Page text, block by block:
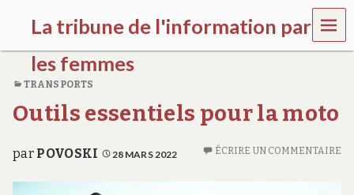
La tribune de l'information par
les femmes
a
t
i
u
MEN
U
TRANSPORTS
Outils essentiels pour la moto
par POVOSKI 28 MARS 2022 ÉCRIRE UN COMMENTAIRE